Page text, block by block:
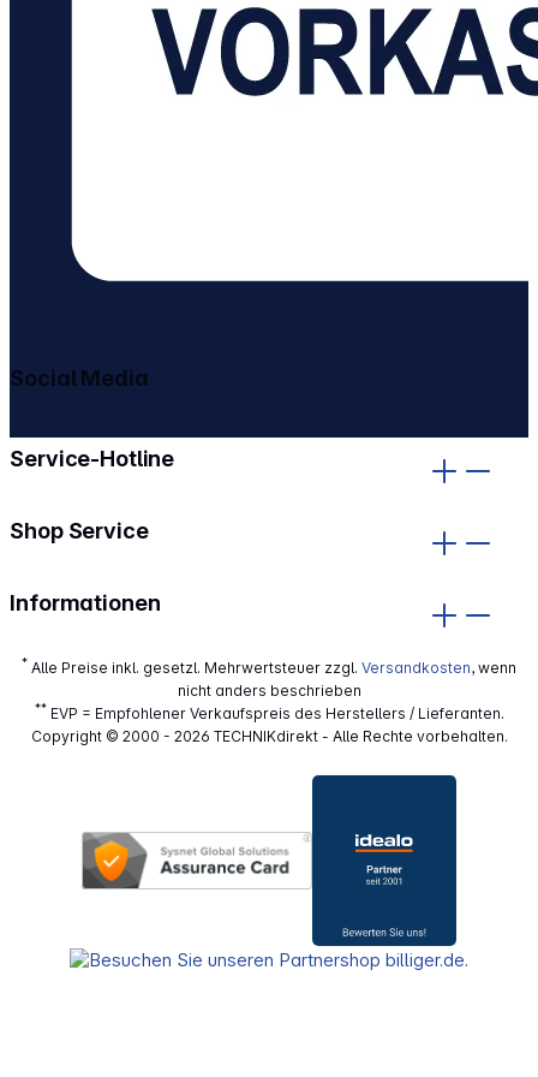
Service-Hotline
Shop Service
Informationen
Social Media
* Alle Preise inkl. gesetzl. Mehrwertsteuer zzgl. Versandkosten, wenn
nicht anders beschrieben
**EVP = Empfohlener Verkaufspreis des Herstellers / Lieferanten.
Copyright © 2000 - 2026 TECHNIKdirekt - Alle Rechte vorbehalten.